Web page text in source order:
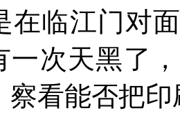
临江门对
一次天黑了
察看能否把